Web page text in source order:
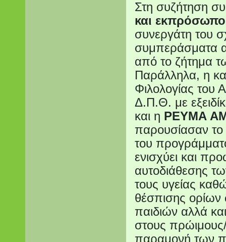
Στη συζήτηση
και
συνεργάτη του
συμπεράσματα
από το ζήτημα
Παράλληλα, η
Φιλολογίας
Δ.Π.Θ. με
και η ΡΕΥΜΑ
παρουσίασαν το
του
ενισχύει και
αυτοδιάθεσης
τους υγείας
θέσπισης ορίων
παιδιών αλλά
στους
παραμονή των